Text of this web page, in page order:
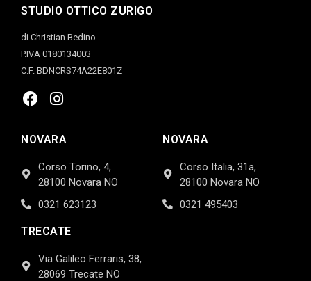
STUDIO OTTICO ZURIGO
di Christian Bedino
P.IVA 0180134003
C.F. BDNCRS74A22E801Z
NOVARA
Corso Torino, 4,
28100 Novara NO
0321 623123
NOVARA
Corso Italia, 31a,
28100 Novara NO
0321 495403
TRECATE
Via Galileo Ferraris, 38,
28069 Trecate NO